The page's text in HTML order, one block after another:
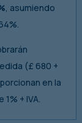
, asumiendo
(£ 680 +
en la
+ IVA.